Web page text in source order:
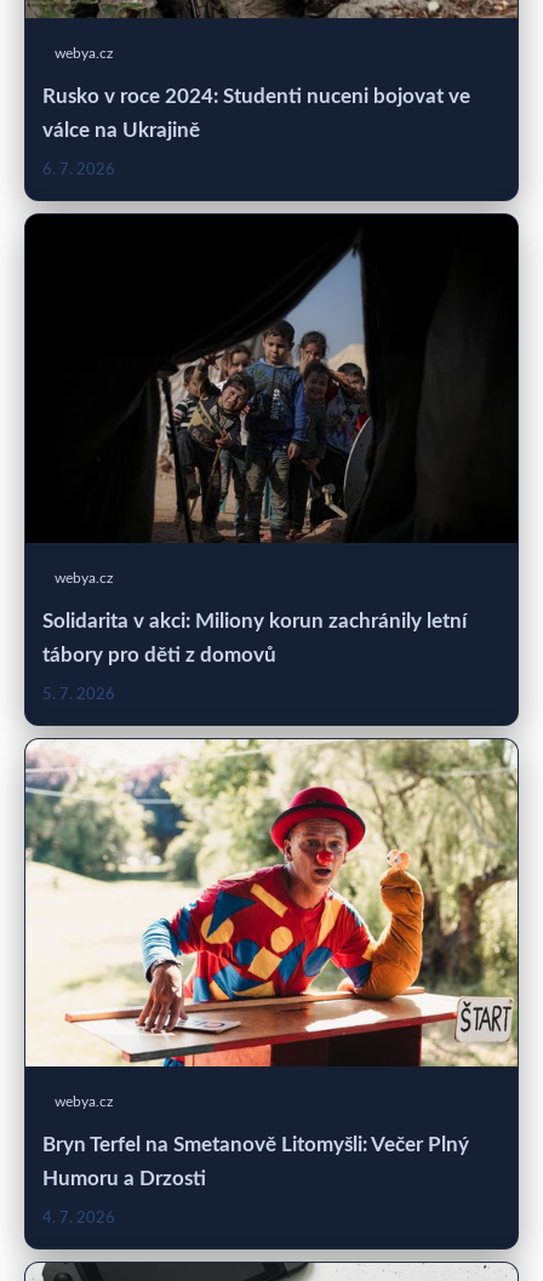
webya.cz
Rusko v roce 2024: Studenti nuceni bojovat ve
válce na Ukrajině
6. 7. 2026
webya.cz
Solidarita v akci: Miliony korun zachránily letní
tábory pro děti z domovů
5. 7. 2026
webya.cz
Bryn Terfel na Smetanově Litomyšli: Večer Plný
Humoru a Drzosti
4. 7. 2026